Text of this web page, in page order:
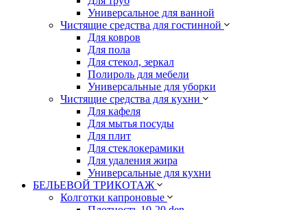
Универсальное для ванной
Чистящие средства для гостинной
Для ковров
Для пола
Для стекол, зеркал
Полироль для мебели
Универсальные для уборки
Чистящие средства для кухни
Для кафеля
Для мытья посуды
Для плит
Для стеклокерамики
Для удаления жира
Универсальные для кухни
БЕЛЬЕВОЙ ТРИКОТАЖ
Колготки капроновые